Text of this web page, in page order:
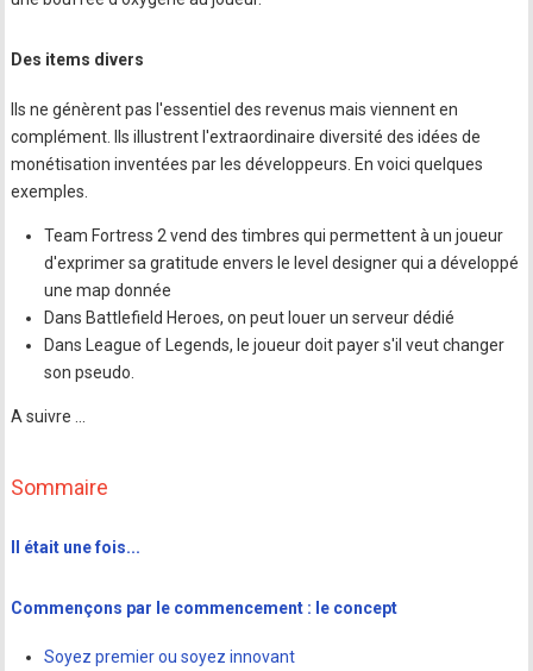
Des items divers
Ils ne génèrent pas l'essentiel des revenus mais viennent en
complément. Ils illustrent l'extraordinaire diversité des idées de
monétisation inventées par les développeurs. En voici quelques
exemples.
Team Fortress 2 vend des timbres qui permettent à un joueur
d'exprimer sa gratitude envers le level designer qui a développé
une map donnée
Dans Battlefield Heroes, on peut louer un serveur dédié
Dans League of Legends, le joueur doit payer s'il veut changer
son pseudo.
A suivre ...
Sommaire
Il était une fois...
Commençons par le commencement : le concept
Soyez premier ou soyez innovant